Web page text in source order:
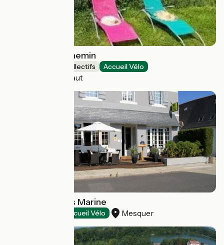
A chacun son chemin
Hébergements collectifs Accueil Vélo
Livinhac-le-Haut
Hôtel - Le Relais Marine
Accueil Vélo Mesquer